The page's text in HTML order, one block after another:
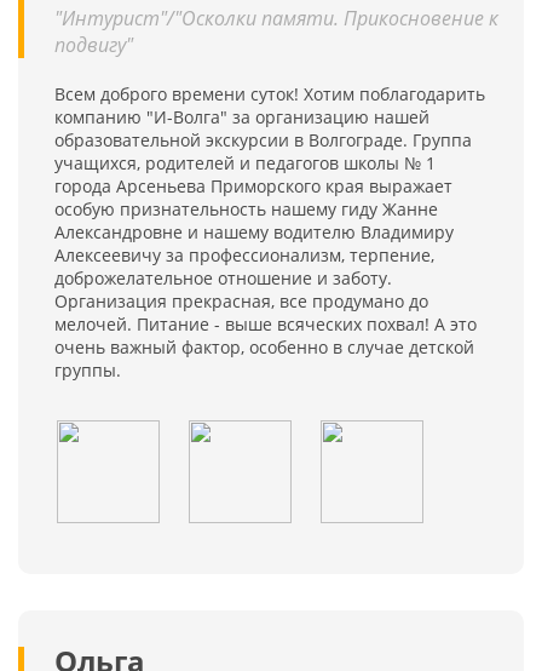
"Интурист"/"Осколки памяти. Прикосновение к
подвигу"
Всем доброго времени суток! Хотим поблагодарить
компанию "И-Волга" за организацию нашей
образовательной экскурсии в Волгограде. Группа
учащихся, родителей и педагогов школы № 1
города Арсеньева Приморского края выражает
особую признательность нашему гиду Жанне
Александровне и нашему водителю Владимиру
Алексеевичу за профессионализм, терпение,
доброжелательное отношение и заботу.
Организация прекрасная, все продумано до
мелочей. Питание - выше всяческих похвал! А это
очень важный фактор, особенно в случае детской
группы.
Ольга